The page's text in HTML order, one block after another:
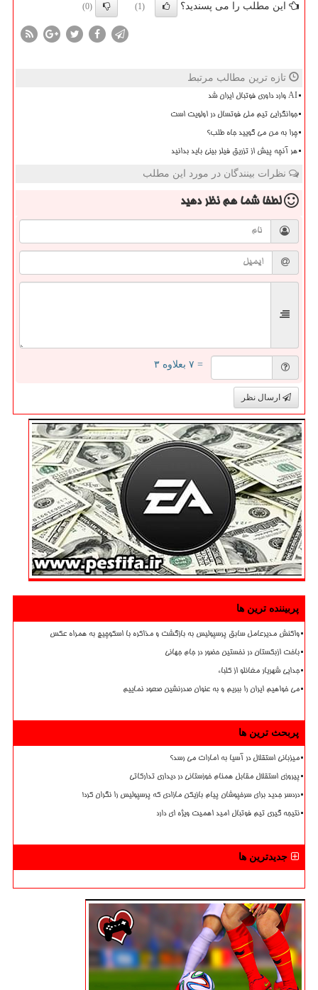
این مطلب را می پسندید؟ (1)
(0)
تازه ترین مطالب مرتبط
AI وارد داوری فوتبال ایران شد
جوانگرایی تیم ملی فوتسال در اولویت است
چرا به من می گویید جاه طلب؟
هر آنچه پیش از تزریق فیلر بینی باید بدانید
نظرات بینندگان در مورد این مطلب
لطفا شما همنظر دهید
= ۷ بعلاوه ۳
ارسال نظر
پربیننده ترین ها
واکنش مدیرعامل سابق پرسپولیس به بازگشت و مذاکره با اسکوچیچ به همراه عکس
باخت ازبکستان در نخستین حضور در جام جهانی
جدایی شهریار مغانلو از کلباء
می خواهیم ایران را ببریم و به عنوان صدرنشین صعود نماییم
پربحث ترین ها
میزبانی استقلال در آسیا به امارات می رسد؟
پیروزی استقلال مقابل همنام خوزستانی در دیداری تدارکاتی
دردسر جدید برای سرخپوشان پیام بازیکن مازادی که پرسپولیس را نگران کرد!
نتیجه گیری تیم فوتبال امید اهمیت ویژه ای دارد
جدیدترین ها